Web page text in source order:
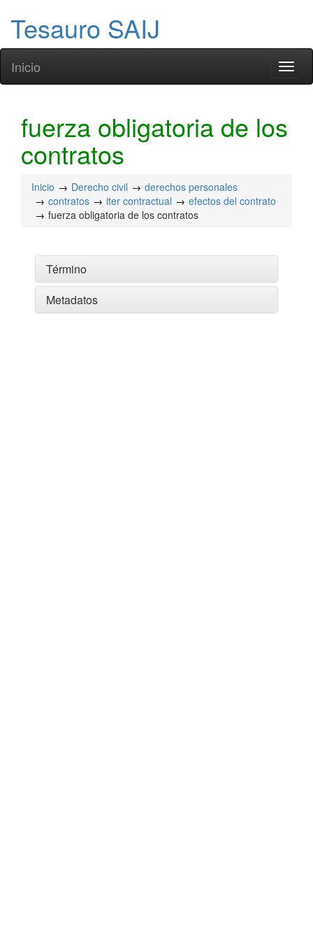
Tesauro SAIJ
Inicio
fuerza obligatoria de los
contratos
Inicio Derecho civil
derechos personales
contratos
iter contractual
efectos del contrato
fuerza obligatoria de los contratos
Término
Metadatos